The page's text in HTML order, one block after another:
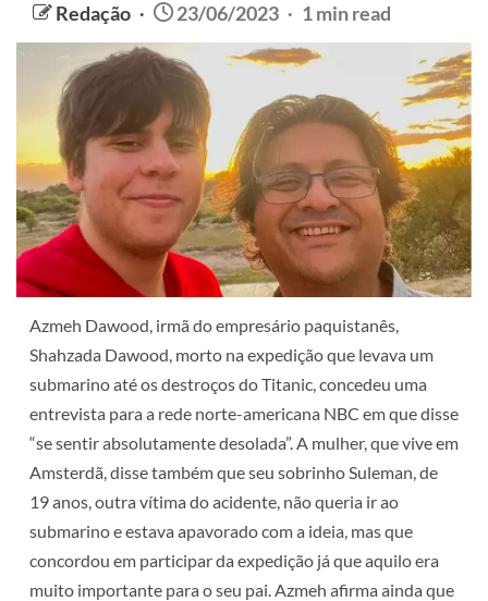
Redação 23/06/2023 1 min read
Azmeh Dawood, irmã do empresário paquistanês,
Shahzada Dawood, morto na expedição que levava um
submarino até os destroços do Titanic, concedeu uma
entrevista para a rede norte-americana NBC em que disse
“se sentir absolutamente desolada”. A mulher, que vive em
Amsterdã, disse também que seu sobrinhoSuleman, de
19 anos, outra vítima do acidente, não queria ir ao
submarino e estava apavorado com a ideia, mas que
concordou em participar da expedição já que aquilo era
muito importante para o seu pai. Azmeh afirma ainda que